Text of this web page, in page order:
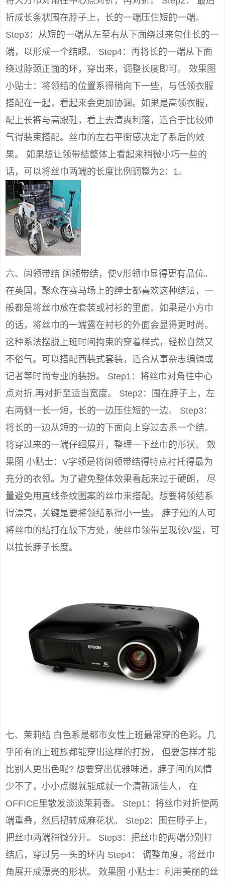
折成长条状围在脖子上，长的一端压住短的一端。
Step3：从短的一端从左至右从下面绕过来包住长的一
端，以形成一个结眼。 Step4：再将长的一端从下面
绕过脖颈正面的环，穿出来，调整长度即可。 效果图
小贴士：将领结的位置系得稍向下一些，与低领衣服
搭配在一起，看起来会更加协调。如果是高领衣服，
配上长裤与高跟鞋，看上去清爽利落，适合于比较帅
气得装束搭配。丝巾的左右平衡感决定了系后的效
果。 如果想让领带结整体上看起来稍微小巧一些的
话，可以将丝巾两端的长度比例调整为2：1。
六、阔领带结 阔领带结，使V形领巾显得更有品位。
在英国，聚众在赛马场上的绅士都喜欢这种结法，一
般都是将丝巾放在套装或衬衫的里面。如果是小方巾
的话，将丝巾的一端露在衬衫的外面会显得更时尚。
这种系法摆脱上班时间拘束的穿着样式，轻松自然又
不俗气。可以搭配西装式套装，适合从事杂志编辑或
记者等时尚专业的装扮。 Step1：将丝巾对角往中心
点对折,再对折至适当宽度。 Step2：围在脖子上，左
右两侧一长一短，长的一边压住短的一边。 Step3：
将长的一边从短的一边的下面向上穿过去系一个结。
将穿过来的一端仔细展开，整理一下丝巾的形状。 效
果图 小贴士：V字领是将阔领带结得特点衬托得最为
充分的衣领。为了避免整体效果看起来过于硬朗， 尽
量避免用直线条纹图案的丝巾来搭配。想要将领结系
得漂亮，关键是要将领结系得小一些。 脖子短的人可
将丝巾的结打在较下方处，使丝巾领带呈现较V型，可
以拉长脖子长度。
七、茉莉结 白色系是都市女性上班最常穿的色彩。几
乎所有的上班族都能穿出这样的打扮， 但要怎样才能
比别人更出色呢? 想要穿出优雅味道，脖子间的风情
少不了，小小点缀就能成就一个清新派佳人， 在
OFFICE里散发淡淡茉莉香。 Step1：将丝巾对折使两
端重叠，然后扭转成麻花状。 Step2：围在脖子上，
把丝巾两端稍微分开。 Step3：把丝巾的两端分别打
结后，穿过另一头的环内 Step4： 调整角度，将丝巾
角展开成漂亮的形状。 效果图 小贴士：利用美丽的丝